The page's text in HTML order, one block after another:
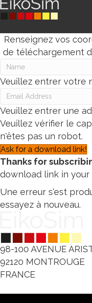
Renseignez vos
de téléchargement
Veuillez entrer votre
Veuillez entrer une
Veuillez vérifier le
n'êtes pas un robot.
Ask for a download link!
Thanks for
download link in your
Une erreur s'est
essayez à nouveau.
98-100 AVENUE
92120 MONTROUGE
FRANCE